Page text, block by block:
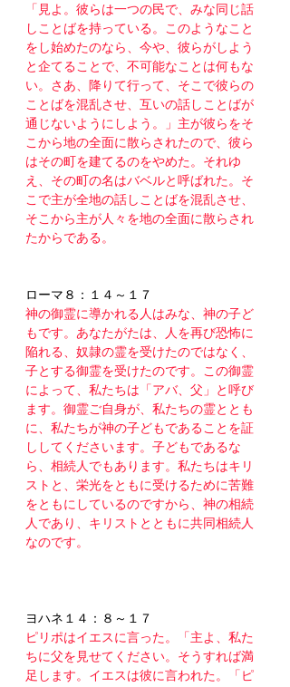
「見よ。彼らは一つの民で、みな同じ話
しことばを持っている。このようなこと
をし始めたのなら、今や、彼らがしよう
と企てることで、不可能なことは何もな
い。さあ、降りて行って、そこで彼らの
ことばを混乱させ、互いの話しことばが
通じないようにしよう。」主が彼らをそ
こから地の全面に散らされたので、彼ら
はその町を建てるのをやめた。それゆ
え、その町の名はバベルと呼ばれた。そ
こで主が全地の話しことばを混乱させ、
そこから主が人々を地の全面に散らされ
たからである。
ローマ８：１４～１７
神の御霊に導かれる人はみな、神の子ど
もです。あなたがたは、人を再び恐怖に
陥れる、奴隷の霊を受けたのではなく、
子とする御霊を受けたのです。この御霊
によって、私たちは「アバ、父」と呼び
ます。御霊ご自身が、私たちの霊ととも
に、私たちが神の子どもであることを証
ししてくださいます。子どもであるな
ら、相続人でもあります。私たちはキリ
ストと、栄光をともに受けるために苦難
をともにしているのですから、神の相続
人であり、キリストとともに共同相続人
なのです。
ヨハネ１４：８～１７
ピリポはイエスに言った。「主よ、私た
ちに父を見せてください。そうすれば満
足します。イエスは彼に言われた。「ピ